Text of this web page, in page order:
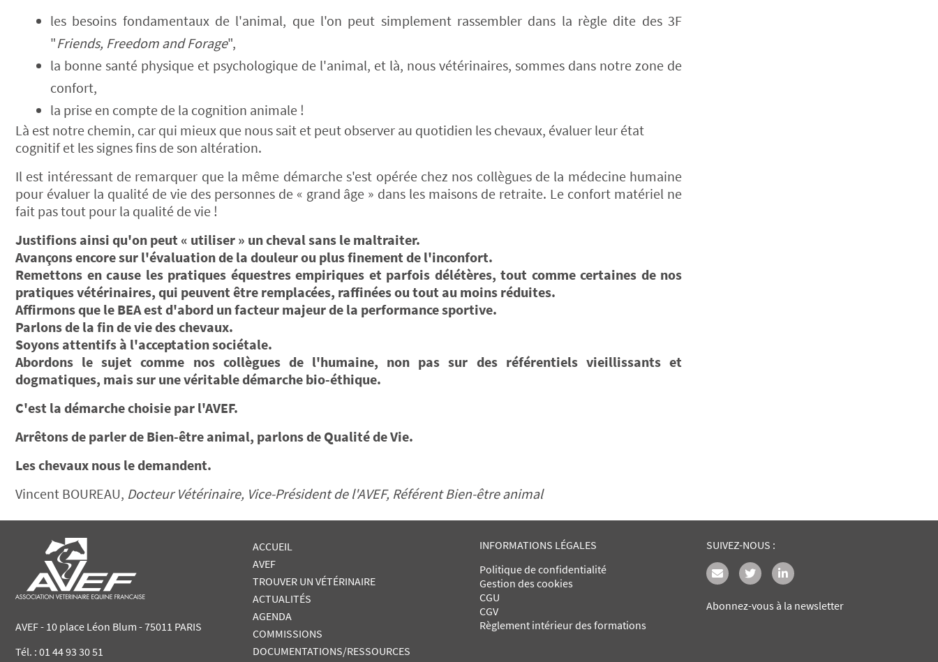
les besoins fondamentaux de l'animal, que l'on peut simplement rassembler dans la règle dite des 3F
"Friends, Freedom and Forage",
la bonne santé physique et psychologique de l'animal, et là, nous vétérinaires, sommes dans notre zone de
confort,
la prise en compte de la cognition animale !
Là est notre chemin, car qui mieux que nous sait et peut observer au quotidien les chevaux, évaluer leur état
cognitif et les signes fins de son altération.
Il est intéressant de remarquer que la même démarche s'est opérée chez nos collègues de la médecine humaine
pour évaluer la qualité de vie des personnes de « grand âge » dans les maisons de retraite. Le confort matériel ne
fait pas tout pour la qualité de vie !
Justifions ainsi qu'on peut « utiliser » un cheval sans le maltraiter.
Avançons encore sur l'évaluation de la douleur ou plus finement de l'inconfort.
Remettons en cause les pratiques équestres empiriques et parfois délétères, tout comme certaines de nos
pratiques vétérinaires, qui peuvent être remplacées, raffinées ou tout au moins réduites.
Affirmons que le BEA est d'abord un facteur majeur de la performance sportive.
Parlons de la fin de vie des chevaux.
Soyons attentifs à l'acceptation sociétale.
Abordons le sujet comme nos collègues de l'humaine, non pas sur des référentiels vieillissants et
dogmatiques, mais sur une véritable démarche bio-éthique.
C'est la démarche choisie par l'AVEF.
Arrêtons de parler de Bien-être animal, parlons de Qualité de Vie.
Les chevaux nous le demandent.
Vincent BOUREAU, Docteur Vétérinaire, Vice-Président de l'AVEF, Référent Bien-être animal
AVEF - 10 place Léon Blum - 75011 PARIS
Tél. : 01 44 93 30 51
ACCUEIL
AVEF
TROUVER UN VÉTÉRINAIRE
ACTUALITÉS
AGENDA
COMMISSIONS
DOCUMENTATIONS/RESSOURCES
INFORMATIONS LÉGALES
Politique de confidentialité
Gestion des cookies
CGU
CGV
Règlement intérieur des formations
SUIVEZ-NOUS :
Abonnez-vous à la newsletter